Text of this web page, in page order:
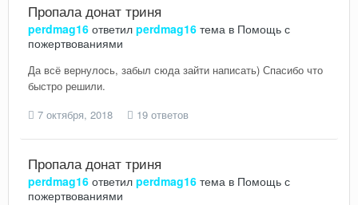
Пропала донат триня
perdmag16 ответил perdmag16 тема в Помощь с
пожертвованиями
Да всё вернулось, забыл сюда зайти написать) Спасибо что
быстро решили.
7 октября, 2018
19 ответов
Пропала донат триня
perdmag16 ответил perdmag16 тема в Помощь с
пожертвованиями